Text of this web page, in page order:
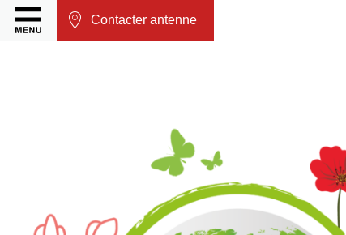
Contacter antenne